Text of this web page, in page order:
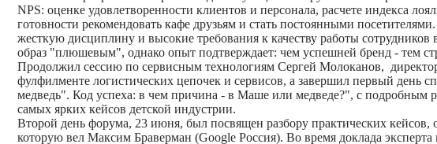
NPS: оценке удовлетворенности клиентов и персонала, расчете индекса
готовности рекомендовать кафе друзьям и стать постоянными
жесткую дисциплину и высокие требования к качеству работы
образ "плюшевым", однако опыт подтверждает: чем успешней бренд - тем
Продолжил сессию по сервисным технологиям Сергей Молоканов,
фулфилменте логистических цепочек и сервисов, а завершил первый день
медведь". Код успеха: в чем причина - в Маше или медведе?", с подробным
самых ярких кейсов детской индустрии.
Второй день форума, 23 июня, был посвящен разбору практических кейсов,
которую вел Максим Браверман (Google Россия). Во время доклада